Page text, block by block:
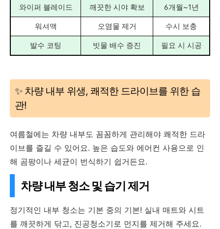
와이퍼 블레이드 깨끗한 시야 확보 6개월~1년
워셔액 오염물 제거 수시 보충
발수 코팅 빗물 배수 증진 필요 시 시공
✨ 차량 내부 위생, 쾌적한 드라이브를 위한 습
관!
여름철에는 차량 내부도 꼼꼼하게 관리해야 쾌적한 드라
이브를 즐길 수 있어요. 높은 습도와 에어컨 사용으로 인
해 곰팡이나 세균이 번식하기 쉽거든요.
차량 내부 청소 및 습기 제거
정기적인 내부 청소는 기본 중의 기본! 실내 매트와 시트
를 깨끗하게 닦고, 진공청소기로 먼지를 제거해 주세요.